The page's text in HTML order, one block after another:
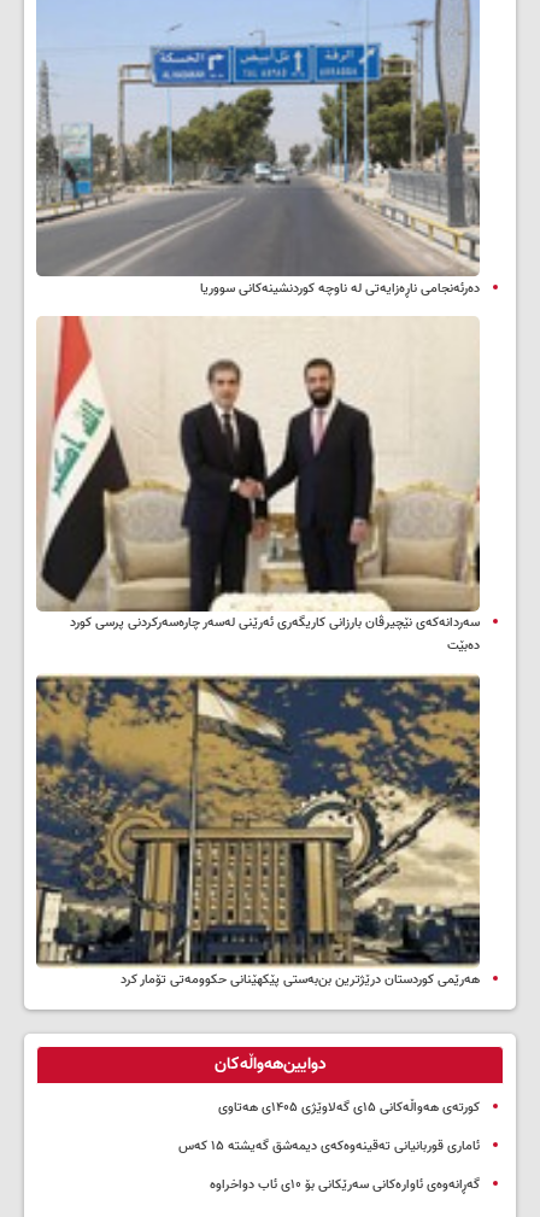
دەرئەنجامی ناڕەزایەتی لە ناوچە کوردنشینەکانی سووریا
سه‌ردانه‌کەی نێچیرڤان بارزانی كاریگه‌ری ئه‌رێنی له‌سه‌ر چاره‌سه‌ركردنی پرسی كورد
ده‌بێت
هەرێمی کوردستان درێژترین بن‌بەستی پێکهێنانی حکوومەتی تۆمار کرد
دوایین‌هەواڵەکان
کورتەی هەواڵەکانی ۱۵ی گەلاوێژی ۱۴۰۵ی هەتاوی
ئاماری قوربانیانی تەقینەوەکەی دیمەشق گەیشتە ۱۵ کەس
گەڕانەوەی ئاوارەکانی سەرێکانی بۆ ۱۰ی ئاب دواخراوە